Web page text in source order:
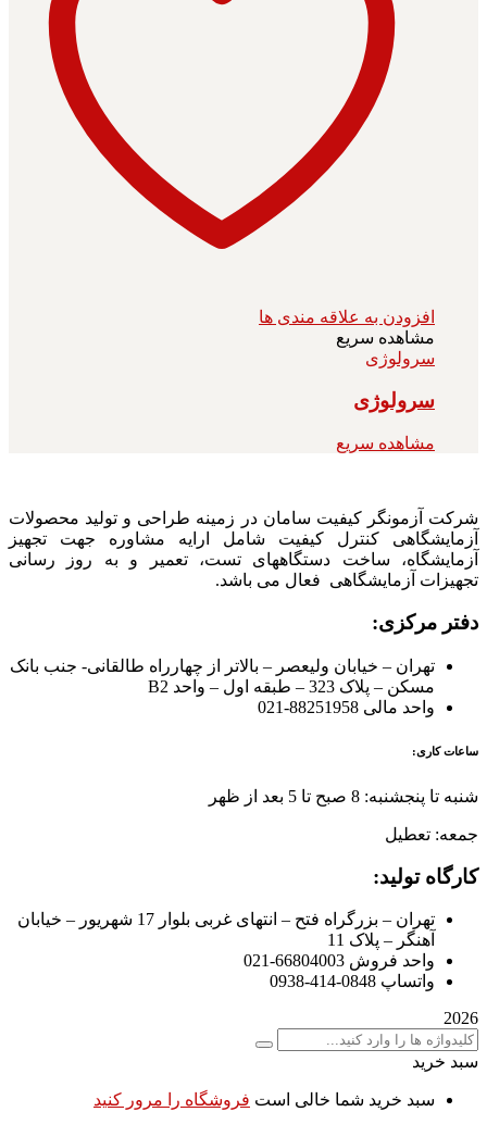
افزودن به علاقه مندی ها
مشاهده سریع
سرولوژی
سرولوژی
مشاهده سریع
شرکت آزمونگر کیفیت سامان در زمینه طراحی و تولید محصولات
آزمایشگاهی کنترل کیفیت شامل ارایه مشاوره جهت تجهیز
آزمایشگاه، ساخت دستگاههای تست، تعمیر و به روز رسانی
تجهیزات آزمایشگاهی فعال می باشد.
دفتر مرکزی:
تهران – خیابان ولیعصر – بالاتر از چهارراه طالقانی- جنب بانک
مسکن – پلاک 323 – طبقه اول – واحد B2
واحد مالی 88251958-021
ساعات کاری:
شنبه تا پنجشنبه: 8 صبح تا 5 بعد از ظهر
جمعه: تعطیل
کارگاه تولید:
تهران – بزرگراه فتح – انتهای غربی بلوار 17 شهریور – خیابان
آهنگر – پلاک 11
واحد فروش 66804003-021
واتساپ 0848-414-0938
2026
سبد خرید
سبد خرید شما خالی است فروشگاه را مرور کنید